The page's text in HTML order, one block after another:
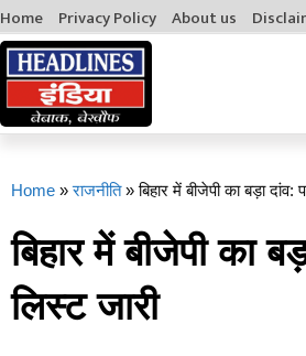
Home Privacy Policy About us
Home » राजनीति »बिहार में बीजेपी का बड़ा
बिहार में बीजेपी का
लिस्ट जारी